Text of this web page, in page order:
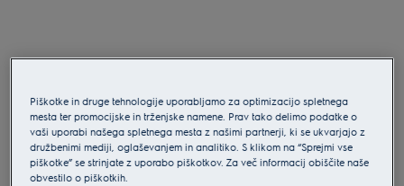
Piškotke in druge tehnologije uporabljamo za optimizacijo spletnega
mesta ter promocijske in trženjske namene. Prav tako delimo podatke o
vaši uporabi našega spletnega mesta z našimi partnerji, ki se ukvarjajo z
družbenimi mediji, oglaševanjem in analitiko. S klikom na “Sprejmi vse
piškotke” se strinjate z uporabo piškotkov. Za več informacij obiščite naše
obvestilo o piškotkih.